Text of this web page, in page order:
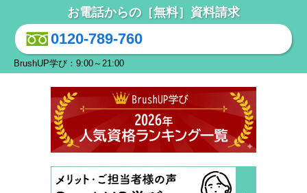
お電話からの［無料］資料請求
0120-789-760
BrushUP学び：9:00～21:00